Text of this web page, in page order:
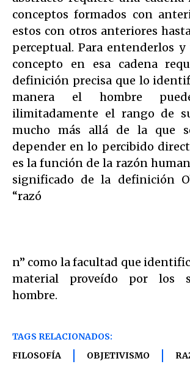
conceptos formados con
estos con otros anteriores
perceptual. Para entenderlos y
concepto en esa cadena
definición precisa que lo
manera el hombre
ilimitadamente el rango de
mucho más allá de la que
depender en lo percibido
es la función de la razón
significado de la definición
“razó
n” como la facultad que
material proveído por los
hombre.
TAGS RELACIONADOS:
FILOSOFÍA
OBJETIVISMO